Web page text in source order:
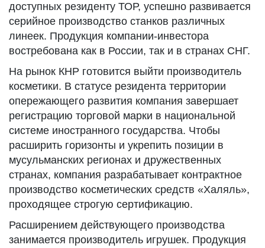
доступных резиденту ТОР, успешно развивается
серийное производство станков различных
линеек. Продукция компании-инвестора
востребована как в России, так и в странах СНГ.
На рынок КНР готовится выйти производитель
косметики. В статусе резидента территории
опережающего развития компания завершает
регистрацию торговой марки в национальной
системе иностранного государства. Чтобы
расширить горизонты и укрепить позиции в
мусульманских регионах и дружественных
странах, компания разрабатывает контрактное
производство косметических средств «Халяль»,
проходящее строгую сертификацию.
Расширением действующего производства
занимается производитель игрушек. Продукция